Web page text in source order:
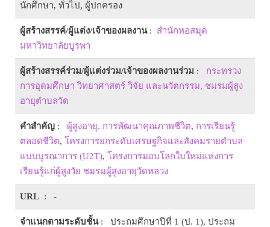
นักศึกษา, ทั่วไป, ผู้ปกครอง
ผู้สร้างสรรค์/ผู้แต่ง/เจ้าของผลงาน: สำนักหอสมุด
มหาวิทยาลัยบูรพา
ผู้สร้างสรรค์ร่วม/ผู้แต่งร่วม/เจ้าของผลงานร่วม : กระทรวง
การอุดมศึกษา วิทยาศาสตร์ วิจัย และนวัตกรรม, ชมรมผู้สูง
อายุตำบลวัด
คำสำคัญ : ผู้สูงอายุ, การพัฒนาคุณภาพชีวิต, การเรียนรู้
ตลอดชีวิต, โครงการยกระดับเศรษฐกิจและสังคมรายตำบล
แบบบูรณาการ (U2T), โครงการมอบโลกใบใหม่แห่งการ
เรียนรู้แก่ผู้สูงวัย ชมรมผู้สูงอายุวัดหลวง
URL : -
จำแนกตามระดับชั้น: ประถมศึกษาปีที่ 1 (ป. 1), ประถม